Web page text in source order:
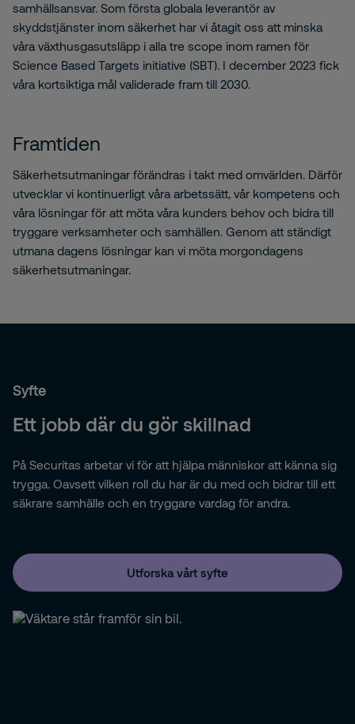
samhällsansvar. Som första globala leverantör av
skyddstjänster inom säkerhet har vi åtagit oss att minska
våra växthusgasutsläpp i alla tre scope inom ramen för
Science Based Targets initiative (SBT). I december 2023 fick
våra kortsiktiga mål validerade fram till 2030.
Framtiden
Säkerhetsutmaningar förändras i takt med omvärlden. Därför
utvecklar vi kontinuerligt våra arbetssätt, vår kompetens och
våra lösningar för att möta våra kunders behov och bidra till
tryggare verksamheter och samhällen. Genom att ständigt
utmana dagens lösningar kan vi möta morgondagens
säkerhetsutmaningar.
Syfte
Ett jobb där du gör skillnad
På Securitas arbetar vi för att hjälpa människor att känna sig
trygga. Oavsett vilken roll du har är du med och bidrar till ett
säkrare samhälle och en tryggare vardag för andra.
Utforska vårt syfte